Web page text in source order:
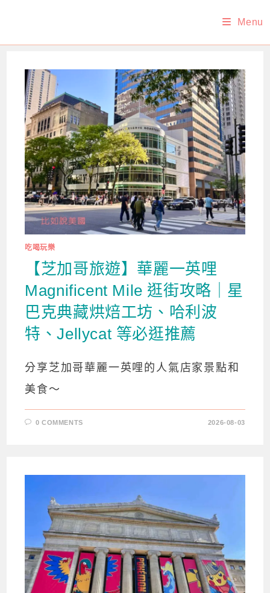
Menu
吃喝玩樂
【芝加哥旅遊】華麗一英哩
Magnificent Mile 逛街攻略｜星
巴克典藏烘焙工坊、哈利波
特、Jellycat 等必逛推薦
分享芝加哥華麗一英哩的人氣店家景點和
美食～
0 COMMENTS 2026-08-03